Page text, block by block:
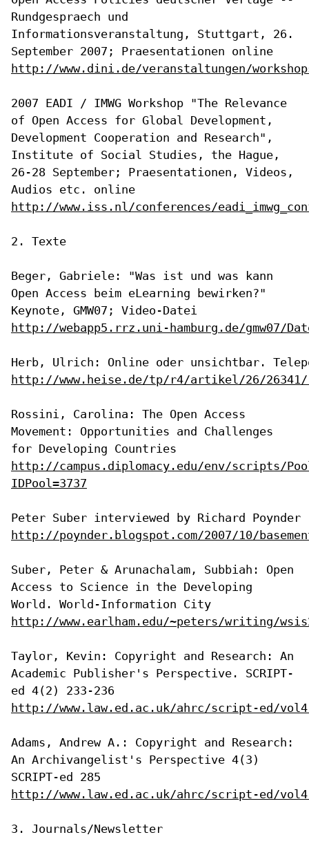
Rundgespraech und
Informationsveranstaltung, Stuttgart, 26.
September 2007; Praesentationen online
http://www.dini.de/veranstaltungen/
2007 EADI / IMWG Workshop "The Relevance
of Open Access for Global Development,
Development Cooperation and Research",
Institute of Social Studies, the Hague,
26-28 September; Praesentationen, Videos,
Audios etc. online
http://www.iss.nl/conferences/
2. Texte
Beger, Gabriele: "Was ist und was kann
Open Access beim eLearning bewirken?"
Keynote, GMW07; Video-Datei
http://webapp5.rrz.uni-hamburg.de/gmw07/
http://www.heise.de/tp/r4/artikel/26/
Rossini, Carolina: The Open Access
Movement: Opportunities and Challenges
for Developing Countries
http://campus.diplomacy.edu/env/scripts/
IDPool=3737
http://poynder.blogspot.com/2007/10/
Suber, Peter & Arunachalam, Subbiah: Open
Access to Science in the Developing
World. World-Information City
http://www.earlham.edu/~peters/writing/
Taylor, Kevin: Copyright and Research: An
Academic Publisher's Perspective. SCRIPT-
ed 4(2) 233-236
http://www.law.ed.ac.uk/ahrc/script-ed/
Adams, Andrew A.: Copyright and Research:
An Archivangelist's Perspective 4(3)
SCRIPT-ed 285
http://www.law.ed.ac.uk/ahrc/script-ed/vol4-
3. Journals/Newsletter